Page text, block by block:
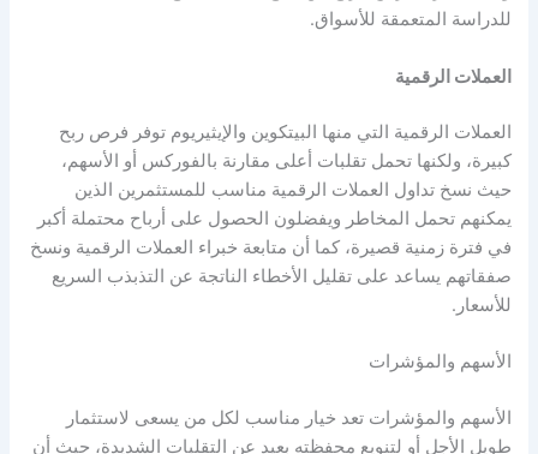
للدراسة المتعمقة للأسواق.
العملات الرقمية
العملات الرقمية التي منها البيتكوين والإيثيريوم توفر فرص ربح
كبيرة، ولكنها تحمل تقلبات أعلى مقارنة بالفوركس أو الأسهم،
حيث نسخ تداول العملات الرقمية مناسب للمستثمرين الذين
يمكنهم تحمل المخاطر ويفضلون الحصول على أرباح محتملة أكبر
في فترة زمنية قصيرة، كما أن متابعة خبراء العملات الرقمية ونسخ
صفقاتهم يساعد على تقليل الأخطاء الناتجة عن التذبذب السريع
للأسعار.
الأسهم والمؤشرات
الأسهم والمؤشرات تعد خيار مناسب لكل من يسعى لاستثمار
طويل الأجل أو لتنويع محفظته بعيد عن التقلبات الشديدة، حيث أن